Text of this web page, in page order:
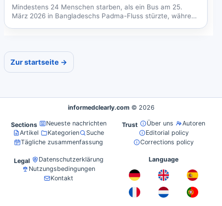
Mindestens 24 Menschen starben, als ein Bus am 25.
März 2026 in Bangladeschs Padma-Fluss stürzte, während
Zur startseite →
informedclearly.com © 2026
Sections
Neueste nachrichten
Artikel
Kategorien
Suche
Tägliche zusammenfassung
Trust Über uns
Autoren
Editorial policy
Corrections policy
Legal
Datenschutzerklärung
Nutzungsbedingungen
Kontakt
Language